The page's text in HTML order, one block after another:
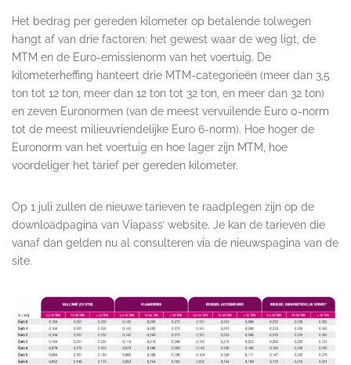
Het bedrag per gereden kilometer op betalende tolwegen
hangt af van drie factoren: het gewest waar de weg ligt, de
MTM en de Euro-emissienorm van het voertuig. De
kilometerheffing hanteert drie MTM-categorieën (meer dan 3,5
ton tot 12 ton, meer dan 12 ton tot 32 ton, en meer dan 32 ton)
en zeven Euronormen (van de meest vervuilende Euro 0-norm
tot de meest milieuvriendelijke Euro 6-norm). Hoe hoger de
Euronorm van het voertuig en hoe lager zijn MTM, hoe
voordeliger het tarief per gereden kilometer.
Op 1 juli zullen de nieuwe tarieven te raadplegen zijn op de
downloadpagina van Viapass’ website. Je kan de tarieven die
vanaf dan gelden nu al consulteren via de nieuwspagina van de
site.